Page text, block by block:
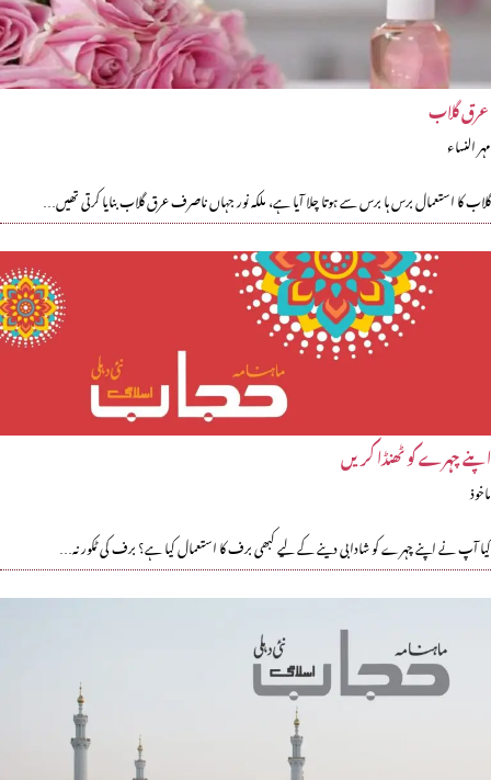
عرق گلاب
مہر النساء
گلاب کا استعمال برس ہا برس سے ہوتا چلا آیا ہے، ملکہ نور جہاں ناصرف عرق گلاب بنایا کرتی تھیں…
اپنے چہرے کو ٹھنڈا کریں
ماخوذ
کیا آپ نے اپنے چہرے کو شادابی دینے کے لیے کبھی برف کا استعمال کیا ہے؟ برف کی ٹکور نہ…